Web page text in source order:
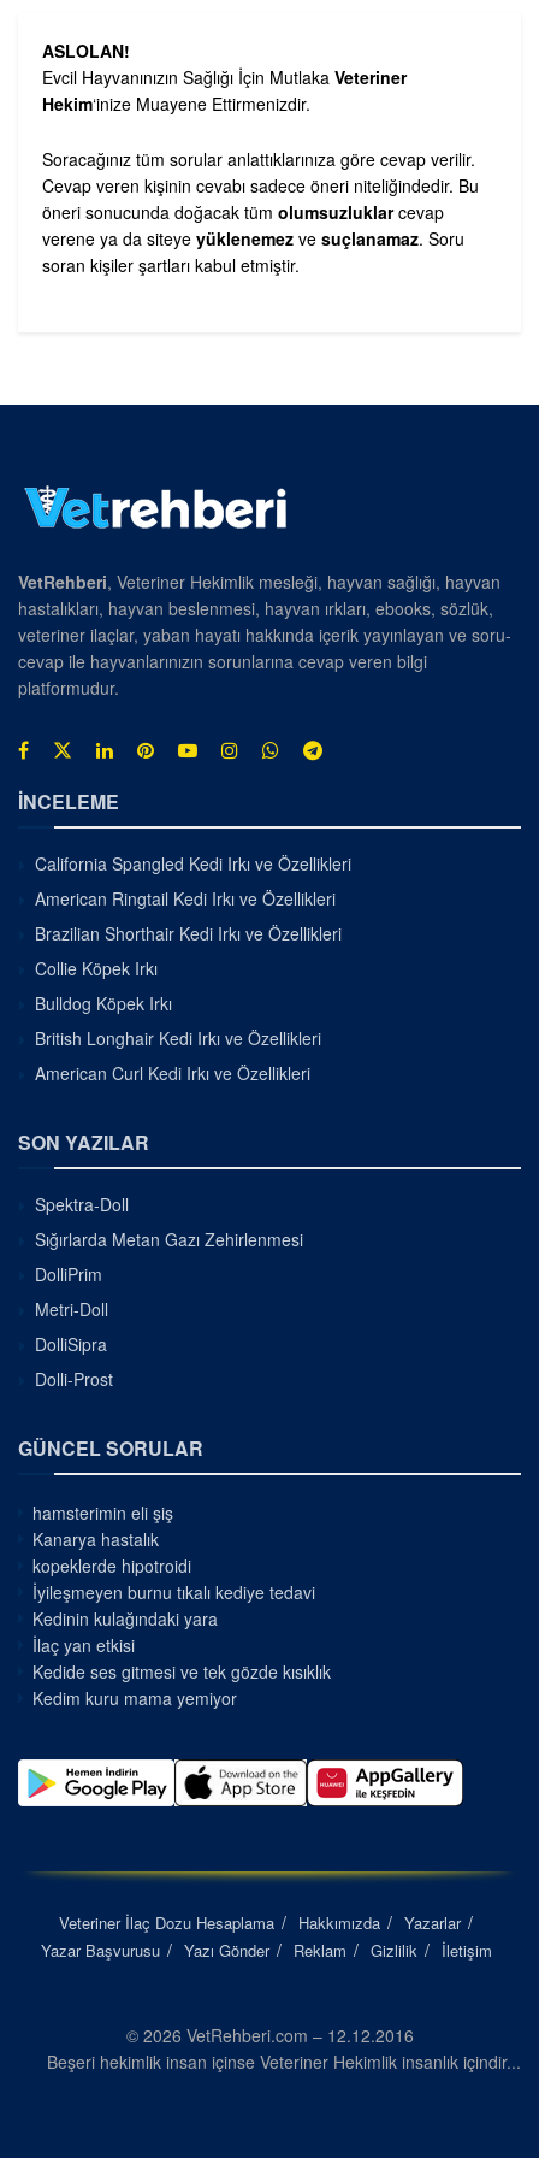
ASLOLAN!
Evcil Hayvanınızın Sağlığı İçin Mutlaka Veteriner
Hekim‘inize Muayene Ettirmenizdir.
Soracağınız tüm sorular anlattıklarınıza göre cevap verilir.
Cevap veren kişinin cevabı sadece öneri niteliğindedir. Bu
öneri sonucunda doğacak tüm olumsuzluklarcevap
verene ya da siteye yüklenemez ve suçlanamaz. Soru
soran kişiler şartları kabul etmiştir.
VetRehberi, Veteriner Hekimlik mesleği, hayvan sağlığı, hayvan
hastalıkları, hayvan beslenmesi, hayvan ırkları, ebooks, sözlük,
veteriner ilaçlar, yaban hayatı hakkında içerik yayınlayan ve soru-
cevap ile hayvanlarınızın sorunlarına cevap veren bilgi
platformudur.
İNCELEME
California Spangled Kedi Irkı ve Özellikleri
American Ringtail Kedi Irkı ve Özellikleri
Brazilian Shorthair Kedi Irkı ve Özellikleri
Collie Köpek Irkı
Bulldog Köpek Irkı
British Longhair Kedi Irkı ve Özellikleri
American Curl Kedi Irkı ve Özellikleri
SON YAZILAR
Spektra-Doll
Sığırlarda Metan Gazı Zehirlenmesi
DolliPrim
Metri-Doll
DolliSipra
Dolli-Prost
GÜNCEL SORULAR
hamsterimin eli şiş
Kanarya hastalık
kopeklerde hipotroidi
İyileşmeyen burnu tıkalı kediye tedavi
Kedinin kulağındaki yara
İlaç yan etkisi
Kedide ses gitmesi ve tek gözde kısıklık
Kedim kuru mama yemiyor
Veteriner İlaç Dozu Hesaplama Hakkımızda
Yazarlar
Yazar Başvurusu
Yazı Gönder Reklam Gizlilik İletişim
© 2026 VetRehberi.com – 12.12.2016
Beşeri hekimlik insan içinse Veteriner Hekimlik insanlık içindir...